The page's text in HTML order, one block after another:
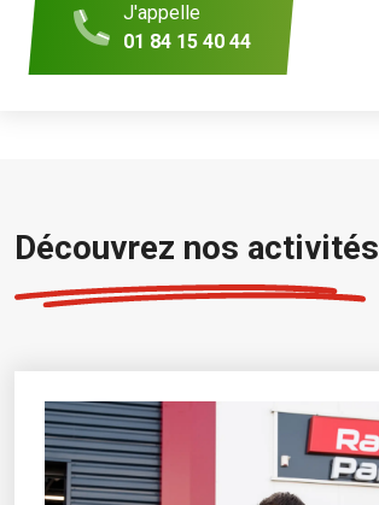
J'appelle
01 84 15 40 44
Découvrez nos activités